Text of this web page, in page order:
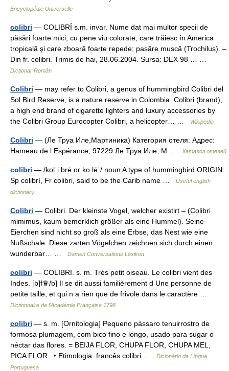
Encyclopédie Universelle
colibri — COLIBRÍ s.m. invar. Nume dat mai multor specii de
păsări foarte mici, cu pene viu colorate, care trăiesc în America
tropicală şi care zboară foarte repede; pasăre muscă (Trochilus). –
Din fr. colibri. Trimis de hai, 28.06.2004. Sursa: DEX 98 … …
Dicționar Român
Colibri — may refer to Colibri, a genus of hummingbird Colibri del
Sol Bird Reserve, is a nature reserve in Colombia. Colibri (brand),
a high end brand of cigarette lighters and luxury accessories by
the Colibri Group Eurocopter Colibri, a helicopter… …
Wikipedia
Colibri — (Ле Труа Иле,Мартиника) Категория отеля: Адрес:
Hameau de l Espérance, 97229 Ле Труа Иле, М …
Каталог отелей
colibri — /kolˈi brē or ko lēˈ/ noun A type of hummingbird ORIGIN:
Sp colibrí, Fr colibri, said to be the Carib name …
Useful english
dictionary
Colibri — Colibri. Der kleinste Vogel, welcher existirt – (Colibri
mimimus, kaum bemerklich größer als eine Hummel). Seine
Eierchen sind nicht so groß als eine Erbse, das Nest wie eine
Nußschale. Diese zarten Vögelchen zeichnen sich durch einen
wunderbar… …
Damen Conversations Lexikon
colibri — COLIBRI. s. m. Très petit oiseau. Le colibri vient des
Indes. [b]f♛/b] Il se dit aussi familièrement d Une personne de
petite taille, et qui n a rien que de frivole dans le caractère …
Dictionnaire de l'Académie Française 1798
colibri — s. m. [Ornitologia] Pequeno pássaro tenuirrostro de
formosa plumagem, com bico fino e longo, usado para sugar o
néctar das flores. = BEIJA FLOR, CHUPA FLOR, CHUPA MEL,
PICA FLOR ‣ Etimologia: francês colibri …
Dicionário da Língua
Portuguesa